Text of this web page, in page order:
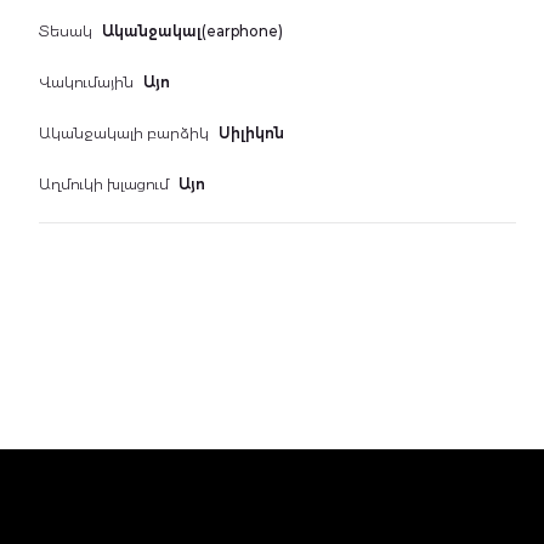
Գեղեցիկ համարներ
Հեռախոսներ
Տեսակ Ականջակալ(earphone)
Վակումային Այո
Ականջակալի բարձիկ Սիլիկոն
Աղմուկի խլացում Այո